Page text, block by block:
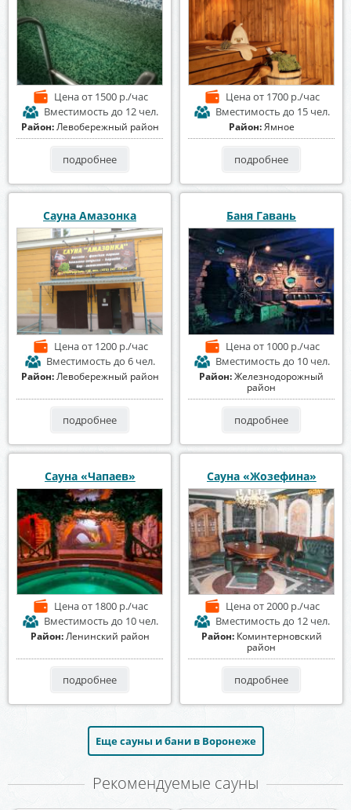
Ценаот 1500 р./час
Вместимость до 12 чел.
Район:Левобережный район
подробнее
Ценаот 1700 р./час
Вместимость до 15 чел.
Район:Ямное
подробнее
Сауна Амазонка
Ценаот 1200 р./час
Вместимость до 6 чел.
Район:Левобережный район
подробнее
Баня Гавань
Ценаот 1000 р./час
Вместимость до 10 чел.
Район:Железнодорожный
район
подробнее
Сауна «Чапаев»
Ценаот 1800 р./час
Вместимость до 10 чел.
Район:Ленинский район
подробнее
Сауна «Жозефина»
Ценаот 2000 р./час
Вместимость до 12 чел.
Район: Коминтерновский
район
подробнее
Еще сауны и бани в Воронеже
Рекомендуемые сауны